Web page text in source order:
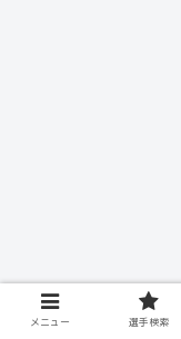
メニュー 選手検索